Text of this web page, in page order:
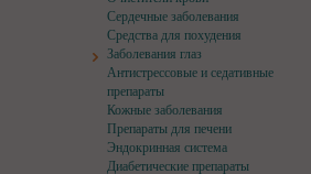
Сердечные заболевания
Средства для похудения
Заболевания глаз
Антистрессовые и седативные
препараты
Кожные заболевания
Препараты для печени
Эндокринная система
Диабетические препараты